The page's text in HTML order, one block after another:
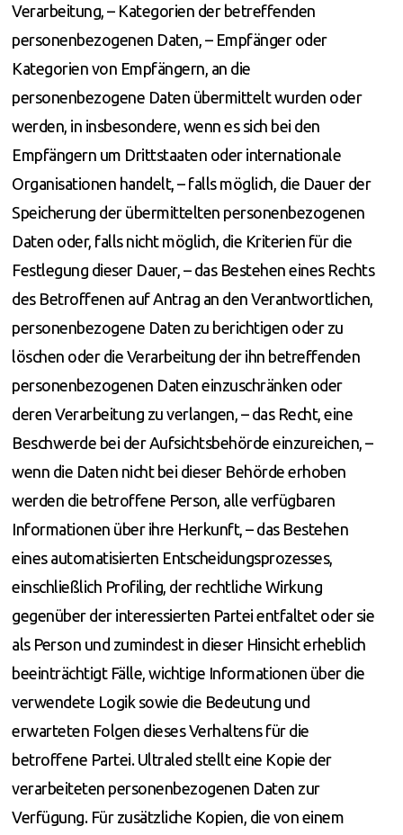
Verarbeitung, – Kategorien der betreffenden
personenbezogenen Daten, – Empfänger oder
Kategorien von Empfängern, an die
personenbezogene Daten übermittelt wurden oder
werden, in insbesondere, wenn es sich bei den
Empfängern um Drittstaaten oder internationale
Organisationen handelt, – falls möglich, die Dauer der
Speicherung der übermittelten personenbezogenen
Daten oder, falls nicht möglich, die Kriterien für die
Festlegung dieser Dauer, – das Bestehen eines Rechts
des Betroffenen auf Antrag an den Verantwortlichen,
personenbezogene Daten zu berichtigen oder zu
löschen oder die Verarbeitung der ihn betreffenden
personenbezogenen Daten einzuschränken oder
deren Verarbeitung zu verlangen, – das Recht, eine
Beschwerde bei der Aufsichtsbehörde einzureichen, –
wenn die Daten nicht bei dieser Behörde erhoben
werden die betroffene Person, alle verfügbaren
Informationen über ihre Herkunft, – das Bestehen
eines automatisierten Entscheidungsprozesses,
einschließlich Profiling, der rechtliche Wirkung
gegenüber der interessierten Partei entfaltet oder sie
als Person und zumindest in dieser Hinsicht erheblich
beeinträchtigt Fälle, wichtige Informationen über die
verwendete Logik sowie die Bedeutung und
erwarteten Folgen dieses Verhaltens für die
betroffene Partei. Ultraled stellt eine Kopie der
verarbeiteten personenbezogenen Daten zur
Verfügung. Für zusätzliche Kopien, die von einem